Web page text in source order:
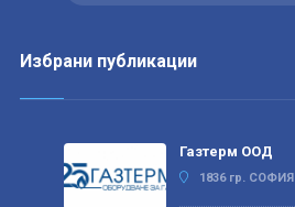
Избрани публикации
Газтерм ООД
1836 гр. СОФИЯ